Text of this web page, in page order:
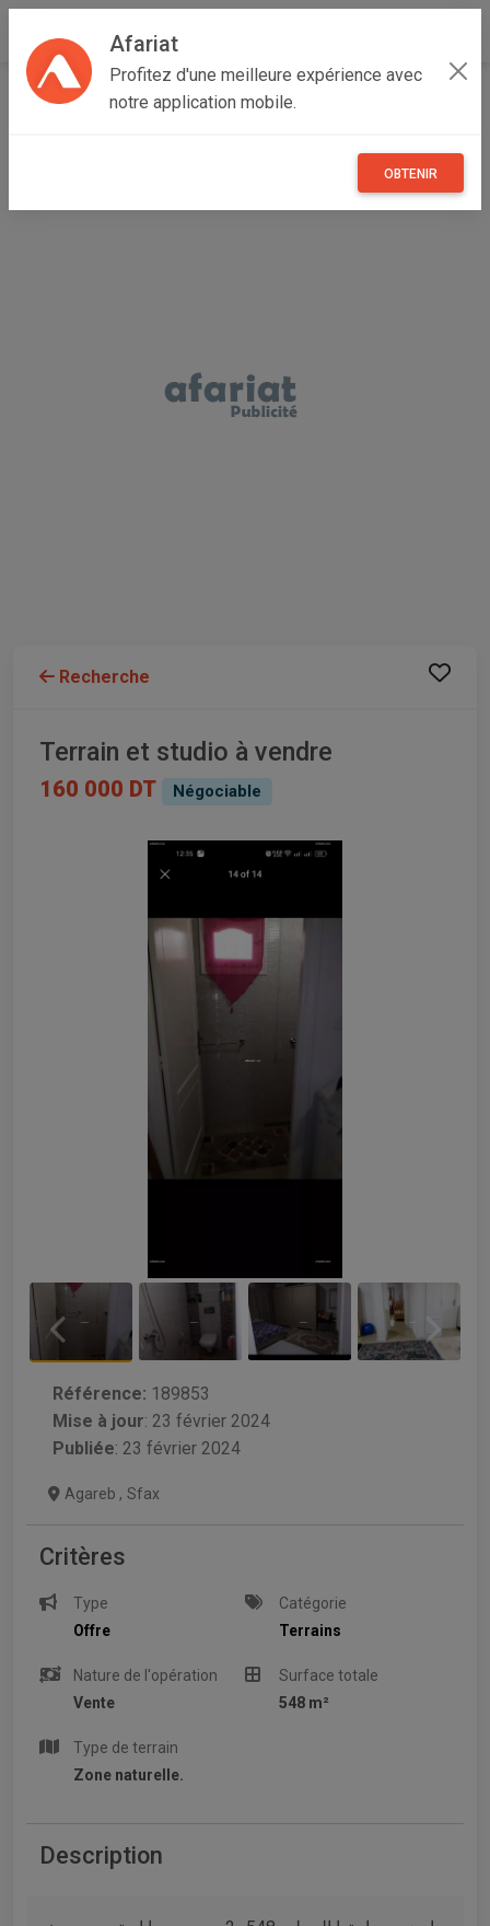
Afariat
Profitez d'une meilleure expérience avec
notre application mobile.
OBTENIR
Accueil Immobilier Grand Centre
Recherche
Terrain et studio à vendre
160 000 DT Négociable
Référence: 189853
Mise à jour: 23 février 2024
Publiée: 23 février 2024
Agareb , Sfax
Critères
Type
Offre
Catégorie
Terrains
Nature de l'opération
Vente
Surface totale
548 m²
Type de terrain
Zone naturelle.
Description